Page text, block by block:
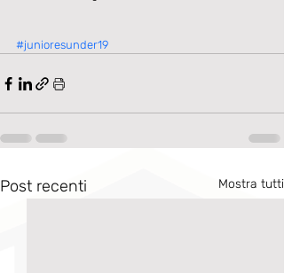
#junioresunder19
Post recenti Mostra tutti